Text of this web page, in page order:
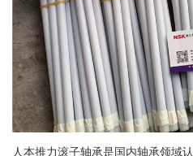
人本推力滚子轴承是国内轴承领域